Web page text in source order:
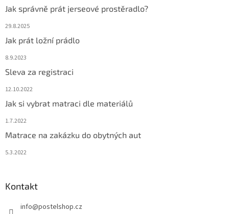
Jak správně prát jerseové prostěradlo?
29.8.2025
Jak prát ložní prádlo
8.9.2023
Sleva za registraci
12.10.2022
Jak si vybrat matraci dle materiálů
1.7.2022
Matrace na zakázku do obytných aut
5.3.2022
Kontakt
info@postelshop.cz